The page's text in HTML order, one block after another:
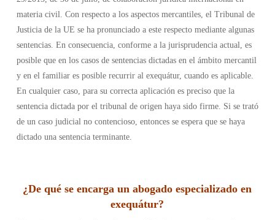
materia civil. Con respecto a los aspectos mercantiles, el Tribunal de
Justicia de la UE se ha pronunciado a este respecto mediante algunas
sentencias. En consecuencia, conforme a la jurisprudencia actual, es
posible que en los casos de sentencias dictadas en el ámbito mercantil
y en el familiar es posible recurrir al exequátur, cuando es aplicable.
En cualquier caso, para su correcta aplicación es preciso que la
sentencia dictada por el tribunal de origen haya sido firme. Si se trató
de un caso judicial no contencioso, entonces se espera que se haya
dictado una sentencia terminante.
¿De qué se encarga un abogado especializado en
exequátur?